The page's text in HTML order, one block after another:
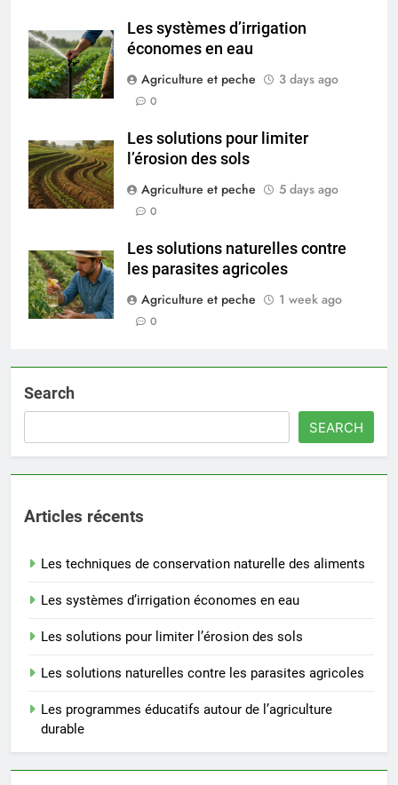
Les systèmes d’irrigation
économes en eau
Agriculture et peche
3 days ago
0
Les solutions pour limiter
l’érosion des sols
Agriculture et peche
5 days ago
0
Les solutions naturelles contre
les parasites agricoles
Agriculture et peche
1 week ago
0
Search
SEARCH
Articles récents
Les techniques de conservation naturelle des aliments
Les systèmes d’irrigation économes en eau
Les solutions pour limiter l’érosion des sols
Les solutions naturelles contre les parasites agricoles
Les programmes éducatifs autour de l’agriculture
durable